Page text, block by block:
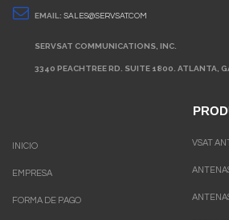
EMAIL: SALES@SERVSAT.COM
SERVSAT COMMUNICATIONS, INC.
3340 PEACHTREE RD. SUITE 1800. ATLANTA,
INICIO
EMPRESA
FORMA DE PAGO
VSAT